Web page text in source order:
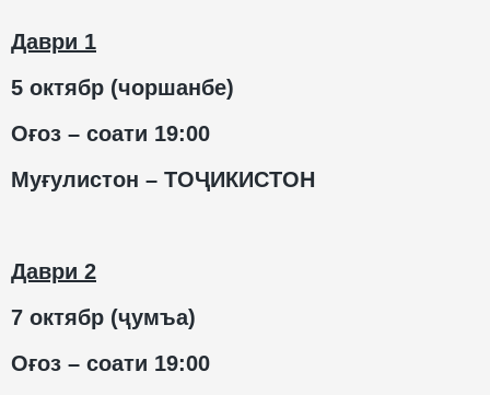
Даври 1
5 октябр (чоршанбе)
Оғоз – соати 19:00
Муғулистон – ТОҶИКИСТОН
Даври 2
7 октябр (ҷумъа)
Оғоз – соати 19:00